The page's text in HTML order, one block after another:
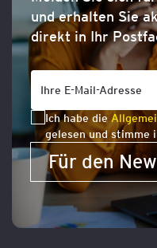
und erhalten Sie
direkt in Ihr
Ich habe die
gelesen und stimme
Für den